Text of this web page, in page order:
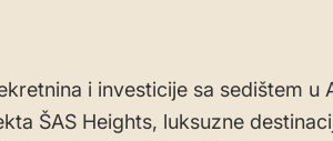
i investicije sa sedištem u
ŠAS Heights, luksuzne